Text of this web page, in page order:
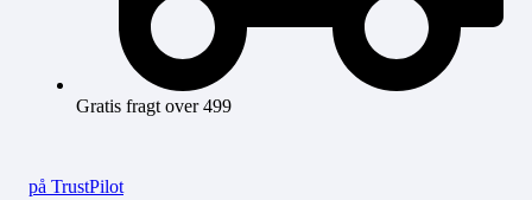
Gratis fragt over 499
på TrustPilot